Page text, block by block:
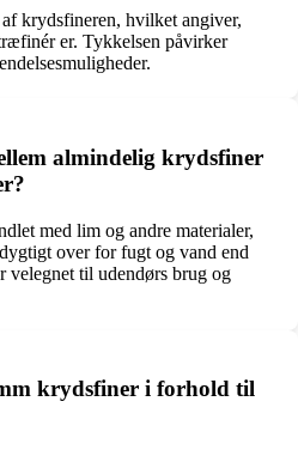
krydsfineren, hvilket angiver,
er. Tykkelsen påvirker
almindelig krydsfiner
med lim og andre materialer,
over for fugt og vand end
velegnet til udendørs brug og
krydsfiner i forhold til